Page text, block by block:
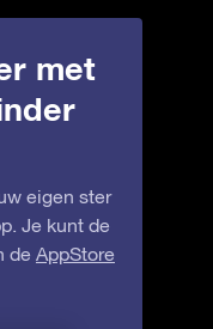
met
eigen ster
Je kunt de
de AppStore